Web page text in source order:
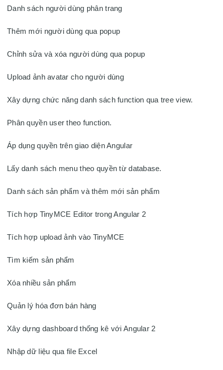
Danh sách người dùng phân trang
Thêm mới người dùng qua popup
Chỉnh sửa và xóa người dùng qua popup
Upload ảnh avatar cho người dùng
Xây dựng chức năng danh sách function qua tree view.
Phân quyền user theo function.
Áp dụng quyền trên giao diện Angular
Lấy danh sách menu theo quyền từ database.
Danh sách sản phẩm và thêm mới sản phẩm
Tích hợp TinyMCE Editor trong Angular 2
Tích hợp upload ảnh vào TinyMCE
Tìm kiếm sản phẩm
Xóa nhiều sản phẩm
Quản lý hóa đơn bán hàng
Xây dựng dashboard thống kê với Angular 2
Nhập dữ liệu qua file Excel